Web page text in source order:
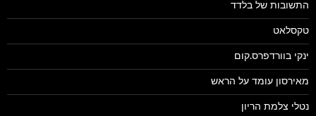
התשובות של בלדד
טקסלאט
ינקי בוורדפרס.קום
מאירסון עומד על הראש
נטלי צלמת הריון